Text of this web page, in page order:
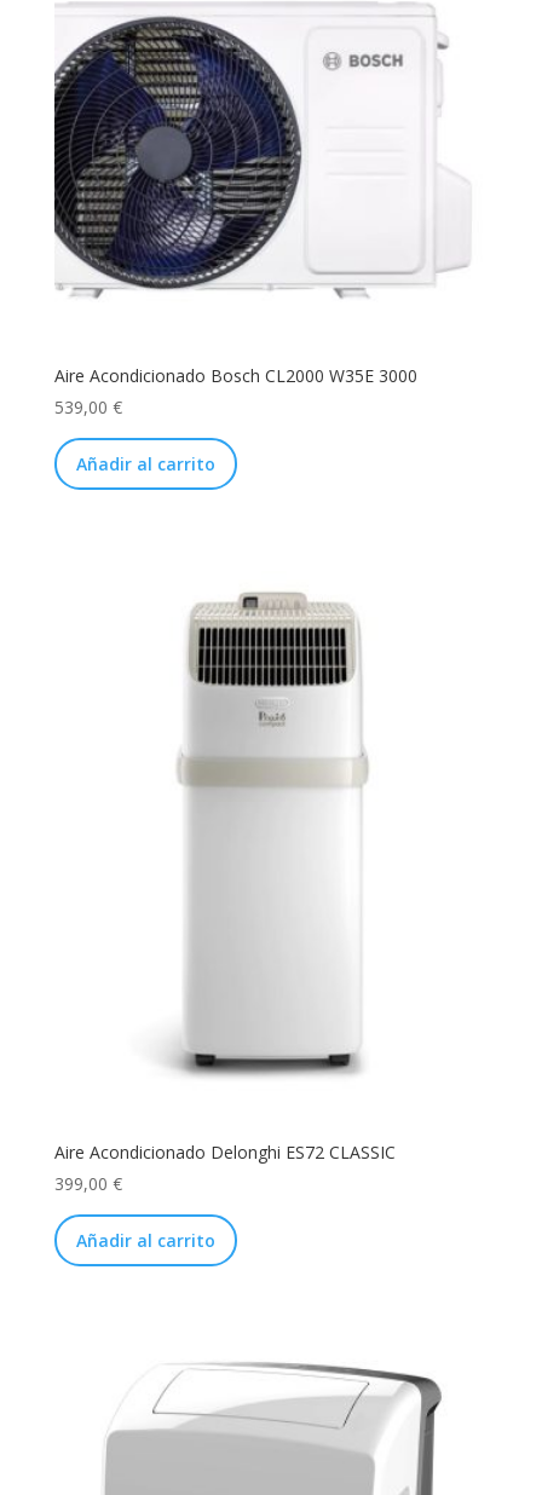
Aire Acondicionado Bosch CL2000 W35E 3000
539,00 €
Añadir al carrito
Aire Acondicionado Delonghi ES72 CLASSIC
399,00 €
Añadir al carrito